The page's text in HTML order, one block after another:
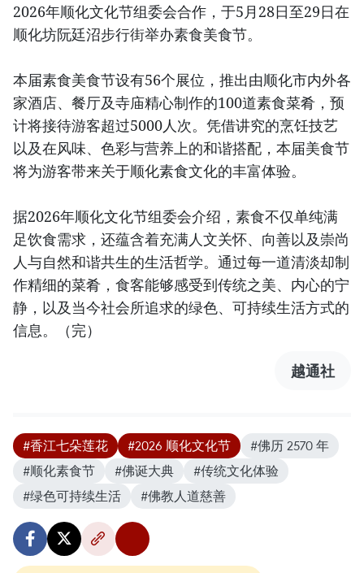
2026年顺化文化节组委会合作，于5月28日至29日在
顺化坊阮廷沼步行街举办素食美食节。
本届素食美食节设有56个展位，推出由顺化市内外各
家酒店、餐厅及寺庙精心制作的100道素食菜肴，预
计将接待游客超过5000人次。凭借讲究的烹饪技艺
以及在风味、色彩与营养上的和谐搭配，本届美食节
将为游客带来关于顺化素食文化的丰富体验。
据2026年顺化文化节组委会介绍，素食不仅单纯满
足饮食需求，还蕴含着充满人文关怀、向善以及崇尚
人与自然和谐共生的生活哲学。通过每一道清淡却制
作精细的菜肴，食客能够感受到传统之美、内心的宁
静，以及当今社会所追求的绿色、可持续生活方式的
信息。（完）
越通社
#香江七朵莲花 #2026 顺化文化节
#佛历 2570 年
#顺化素食节
#佛诞大典
#传统文化体验
#绿色可持续生活
#佛教人道慈善